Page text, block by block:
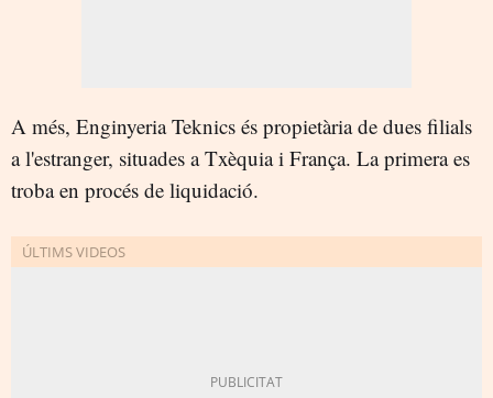
A més, Enginyeria Teknics és propietària de dues filials
a l'estranger, situades a Txèquia i França. La primera es
troba en procés de liquidació.